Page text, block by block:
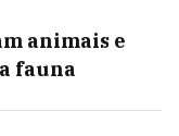
animais e
fauna